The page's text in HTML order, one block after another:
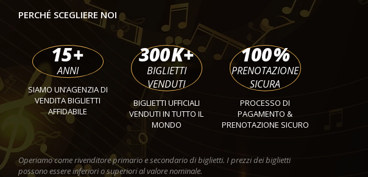
PERCHÉ SCEGLIERE NOI
15+
ANNI
SIAMO UN’AGENZIA DI
VENDITA BIGLIETTI
AFFIDABILE
300K+
BIGLIETTI
VENDUTI
BIGLIETTI UFFICIALI
VENDUTI IN TUTTO IL
MONDO
100%
PRENOTAZIONE
SICURA
PROCESSO DI
PAGAMENTO &
PRENOTAZIONE SICURO
Operiamo come rivenditore primario e secondario di biglietti. I prezzi dei biglietti
possono essere inferiori o superiori al valore nominale.
BIGLIETTI